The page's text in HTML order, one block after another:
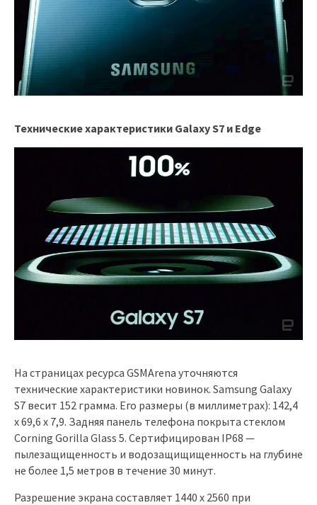
Технические характеристики Galaxy S7 и Edge
На страницах ресурса GSMArena уточняются
технические характеристики новинок. Samsung Galaxy
S7 весит 152 грамма. Его размеры (в миллиметрах): 142,4
x 69,6 x 7,9. Задняя панель телефона покрыта стеклом
Corning Gorilla Glass 5. Сертифицирован IP68 —
пылезащищенность и водозащищищенность на глубине
не более 1,5 метров в течение 30 минут.
Разрешение экрана составляет 1440 x 2560 при